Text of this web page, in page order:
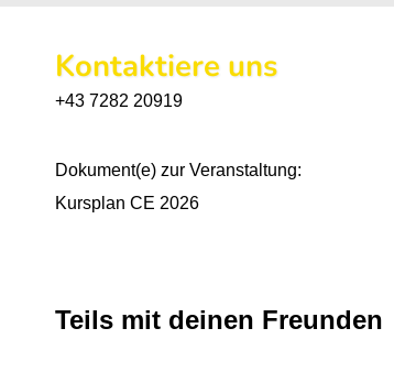
Kontaktiere uns
+43 7282 20919
Dokument(e) zur Veranstaltung:
Kursplan CE 2026
Teils mit deinen Freunden